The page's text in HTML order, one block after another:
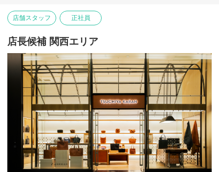
【キャリアパス（一例）】
ジメントに関わるキャリア
●スペシャリスト： 接客のスペシャリストとして人材育成などを
担うキャリア
●店舗でのご経験を活かして企画やVMDなど他部門へのキャリアチ
ェンジ（異動実績あり）
【土屋鞄の特徴】
当社はセールを行いません。長く愛していただける製品だからこ
そ、1年を通して適正な価値でお届けしています。
また自社で一貫して製造～販売まで行うSPA企業のため、その価値
（価格）を自分たちで設定できるのも強みです。
本当に価値のある製品に、店舗での忘れられない体験を通してさ
らなる付加価値を生み出し、お客さまへお届けしています。
KABAN店舗では顧客様の愛用品をメンテナンスするなどお客様と
の長いお付き合いも醍醐味です。
店舗スタッフ 正社員
店長候補 関西エリア